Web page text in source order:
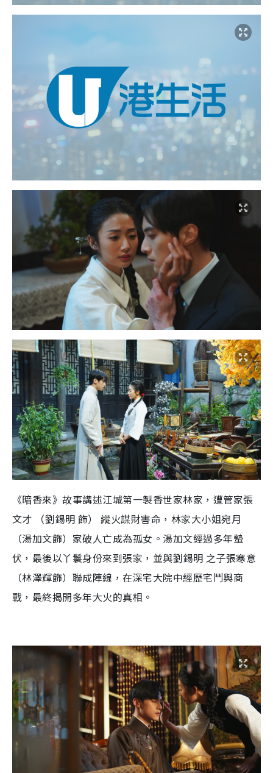
《暗香來》故事講述江城第一製香世家林家，遭管家張
文才 （劉錫明 飾） 縱火謀財害命，林家大小姐宛月
（湯加文飾）家破人亡成為孤女。湯加文經過多年蟄
伏，最後以丫鬟身份來到張家，並與劉錫明 之子張寒意
（林澤輝飾）聯成陣線，在深宅大院中經歷宅鬥與商
戰，最終揭開多年大火的真相。